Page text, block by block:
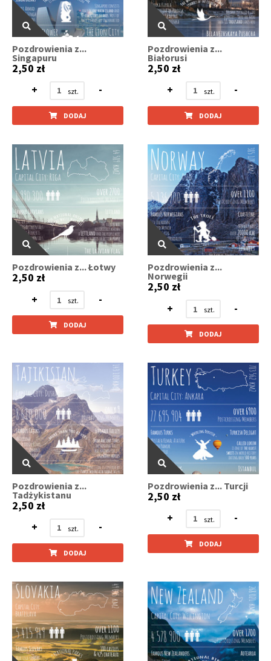
Pozdrowienia z...
Singapuru
2,50 zł
+
-
DODAJ
Pozdrowienia z...
Białorusi
2,50 zł
+
-
DODAJ
Pozdrowienia z... Łotwy
2,50 zł
+
-
DODAJ
Pozdrowienia z...
Norwegii
2,50 zł
+
-
DODAJ
Pozdrowienia z...
Tadżykistanu
2,50 zł
+
-
DODAJ
Pozdrowienia z... Turcji
2,50 zł
+
-
DODAJ